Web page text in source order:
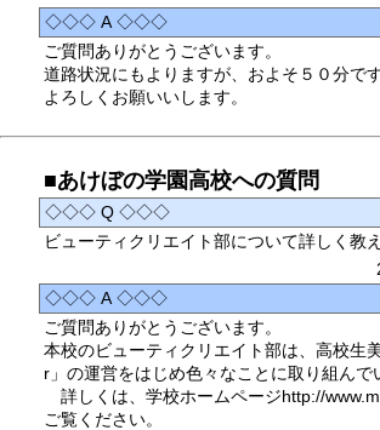
◇◇◇ A ◇◇◇
ご質問ありがとうございます。
道路状況にもよりますが、およそ５０分です
よろしくお願いいします。
■あけぼの学園高校への質問
◇◇◇ Q ◇◇◇
ビューティクリエイト部について詳しく教
◇◇◇ A ◇◇◇
ご質問ありがとうございます。
本校のビューティクリエイト部は、高校生
r」の運営をはじめ色々なことに取り組んで
詳しくは、学校ホームページhttp://
ご覧ください。